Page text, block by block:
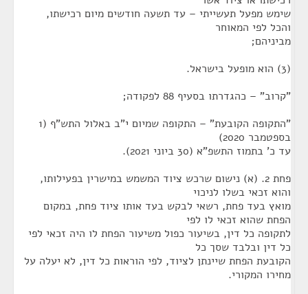
שימש מפעל תעשייתי – עד תשעה חודשים מיום רכישתו,
והכל לפי המאוחר
מביניהם;
(3) הוא מופעל בישראל.
"קרוב" – כהגדרתו בסעיף 88 לפקודה;
"התקופה הקובעת" – התקופה שמיום י"ב באלול התש"ף (1
בספטמבר 2020)
עד כ' בתמוז התשפ"א (30 ביוני 2021).
פחת 2. (א) נישום שרכש ציוד המשמש במישרין בפעילותו,
והוא זכאי בשלו לניכוי
מואץ בעד פחת, רשאי לבקש בעד אותו ציוד פחת, במקום
הפחת שהוא זכאי לו לפי
לתקופה כל דין, בשיעור כפול משיעור הפחת לו היה זכאי לפי
כל דין ובלבד שסך כל
הקובעת הפחת שיינתן לציוד, לפי הוראות כל דין, לא יעלה על
מחירו המקורי.